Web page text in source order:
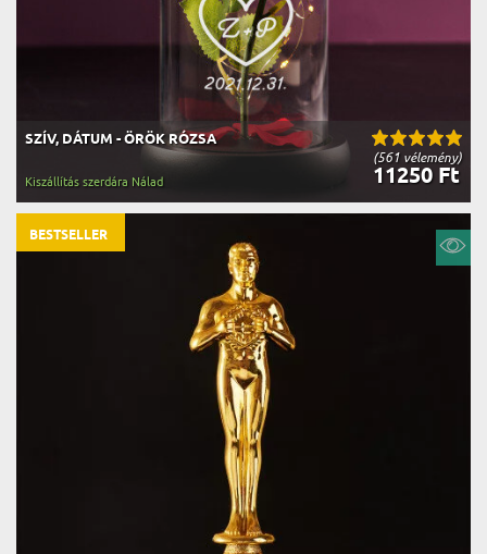
(561 vélemény)
SZÍV, DÁTUM - ÖRÖK RÓZSA
11250 Ft
Kiszállítás szerdára Nálad
BESTSELLER